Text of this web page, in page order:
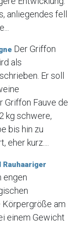
anliegendes fell
Der Griffon
als
Er soll
Griffon Fauve de
kg schwere,
bis hin zu
kurz....
Rauhaariger
engen
Körpergröße am
einem Gewicht